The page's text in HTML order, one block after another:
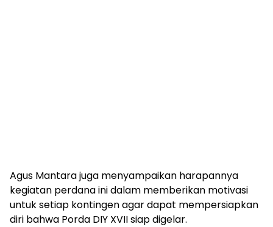
Agus Mantara juga menyampaikan harapannya
kegiatan perdana ini dalam memberikan motivasi
untuk setiap kontingen agar dapat mempersiapkan
diri bahwa Porda DIY XVII siap digelar.